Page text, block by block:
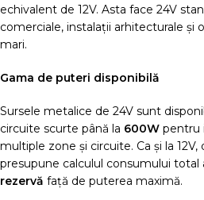
echivalent de 12V. Asta face 24V
comerciale, instalații arhitecturale și
mari.
Gama de puteri disponibilă
Sursele metalice de 24V sunt
circuite scurte până la 600W pentru
multiple zone și circuite. Ca și la
presupune calculul consumului total
rezervă față de puterea maximă.